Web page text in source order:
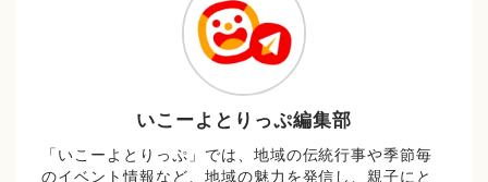
いこーよとりっぷ編集部
「いこーよとりっぷ」では、地域の伝統行事や季節毎
のイベント情報など、地域の魅力を発信し、親子にと